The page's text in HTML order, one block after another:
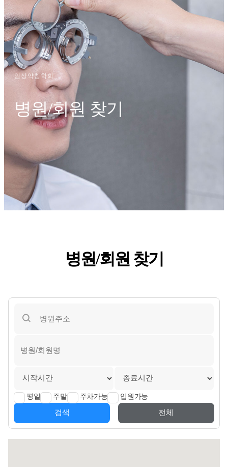
임상약침학회
병원/회원 찾기
헤더설정
병원/회원 찾기
평일 주말 주차가능 입원가능
검색 전체